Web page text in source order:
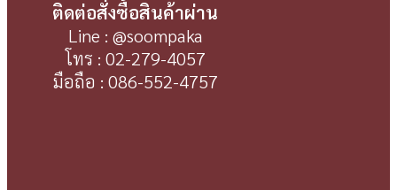
ติดต่อสั่งซื้อสินค้าผ่าน
Line : @soompaka
โทร : 02-279-4057
มือถือ : 086-552-4757